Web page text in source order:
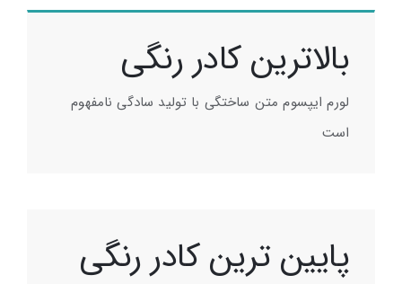
بالاترین کادر رنگی
لورم ایپسوم متن ساختگی با تولید سادگی نامفهوم
است
پایین ترین کادر رنگی